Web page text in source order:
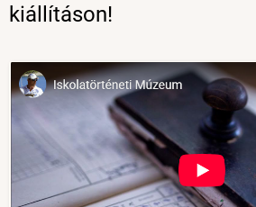
kiállításon!
Image